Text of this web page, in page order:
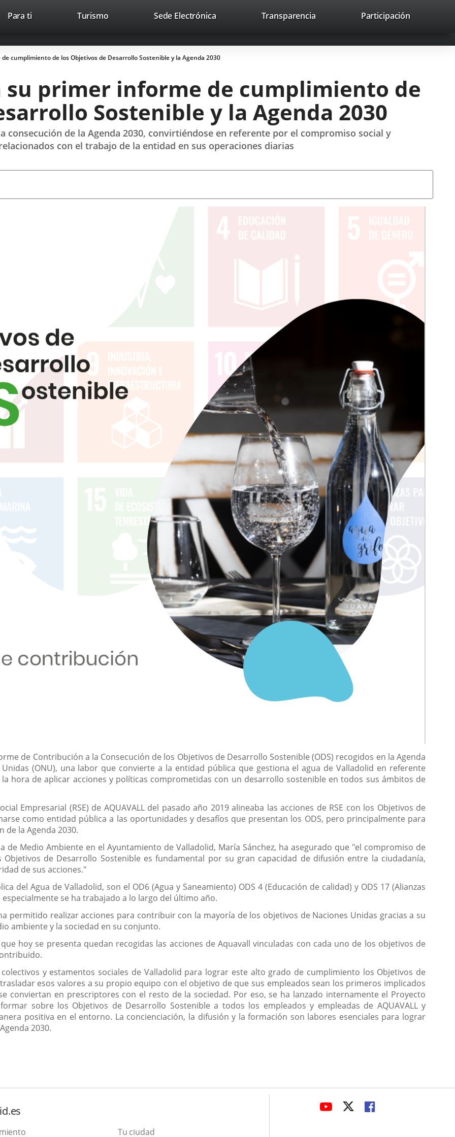
Trabaja con nosotros Contacto avaHeaderSocial
Enlace
una
Enlace
una
Enlace
una
Buscar
Para ti TurismoEste
abrirá
en
ventana
nueva.
Sede ElectrónicaEnlace
aplicación
externa.
Transparencia Participación
cumplimiento de los Objetivos de Desarrollo Sostenible y la Agenda 2030
su primer informe de cumplimiento de
Sostenible y la Agenda 2030
consecución de la Agenda 2030, convirtiéndose en referente por el compromiso social y
con el trabajo de la entidad en sus operaciones diarias
de Contribución a la Consecución de los Objetivos de Desarrollo Sostenible (ODS) recogidos en la Agenda
(ONU), una labor que convierte a la entidad pública que gestiona el agua de Valladolid en referente
hora de aplicar acciones y políticas comprometidas con un desarrollo sostenible en todos sus ámbitos de
Empresarial (RSE) de AQUAVALL del pasado año 2019 alineaba las acciones de RSE con los Objetivos de
como entidad pública a las oportunidades y desafíos que presentan los ODS, pero principalmente para
de la Agenda 2030.
de Medio Ambiente en el Ayuntamiento de Valladolid, María Sánchez, ha asegurado que "el compromiso de
de Desarrollo Sostenible es fundamental por su gran capacidad de difusión entre la ciudadanía,
de sus acciones."
del Agua de Valladolid, son el OD6 (Agua y Saneamiento) ODS 4 (Educación de calidad) y ODS 17 (Alianzas
se ha trabajado a lo largo del último año.
permitido realizar acciones para contribuir con la mayoría de los objetivos de Naciones Unidas gracias a su
ambiente y la sociedad en su conjunto.
hoy se presenta quedan recogidas las acciones de Aquavall vinculadas con cada uno de los objetivos de
y estamentos sociales de Valladolid para lograr este alto grado de cumplimiento los Objetivos de
esos valores a su propio equipo con el objetivo de que sus empleados sean los primeros implicados
conviertan en prescriptores con el resto de la sociedad. Por eso, se ha lanzado internamente el Proyecto
sobre los Objetivos de Desarrollo Sostenible a todos los empleados y empleadas de AQUAVALL y
positiva en el entorno. La concienciación, la difusión y la formación son labores esenciales para lograr
2030.
Tu ciudad
ENLACEENLACEENLACE